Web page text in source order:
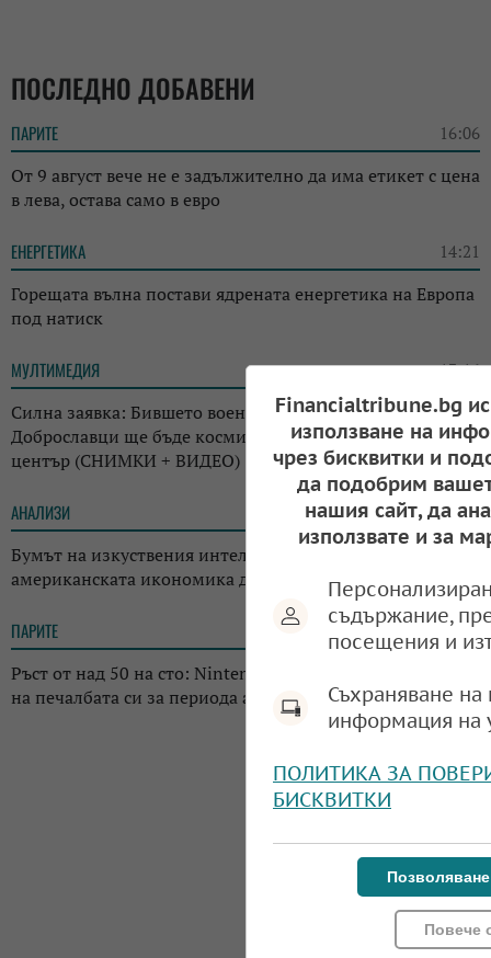
ПОСЛЕДНО ДОБАВЕНИ
ПАРИТЕ 16:06
От 9 август вече не е задължително да има етикет с цена
в лева, остава само в евро
ЕНЕРГЕТИКА 14:21
Горещата вълна постави ядрената енергетика на Европа
под натиск
МУЛТИМЕДИЯ 13:16
Силна заявка: Бившето военно летище край
Доброславци ще бъде космически и технологичен
център (СНИМКИ + ВИДЕО)
АНАЛИЗИ 12:18
Бумът на изкуствения интелект променя
американската икономика до неузнаваемост
ПАРИТЕ 12:11
Ръст от над 50 на сто: Nintendo отчете драстичен скок
на печалбата си за периода април-юни 2026 г.
Financialtribune.bg
използване на
чрез бисквитки и
да подобрим
нашия сайт, да
използвате и за
съдържание,
посещения и
Съхраняване
информация на
ПОЛИТИКА ЗА
БИСКВИТКИ
Повече